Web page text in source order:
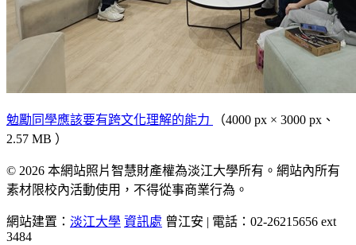
勉勵同學應該要有跨文化理解的能力
（4000 px × 3000 px、
2.57 MB ）
© 2026 本網站照片智慧財產權為淡江大學所有。網站內所有
素材限校內活動使用，不得從事商業行為。
網站建置： 淡江大學 資訊處 曾江安 | 電話：02-26215656 ext
3484